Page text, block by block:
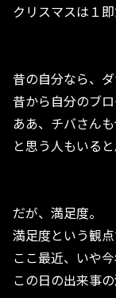
クリスマスは１即
昔の自分なら、ダ
昔から自分のブ
ああ、チバさん
と思う人もいると
だが、満足度。
満足度という観点
ここ最近、いや今
この日の出来事